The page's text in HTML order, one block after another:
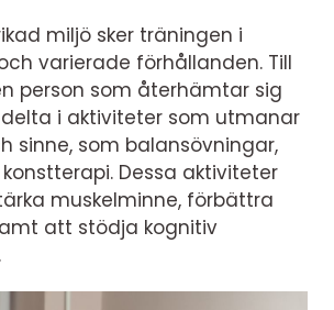
miljö sker träningen i
varierade förhållanden. Till
person som återhämtar sig
i aktiviteter som utmanar
sinne, som balansövningar,
Dessa aktiviteter
muskelminne, förbättra
att stödja kognitiv